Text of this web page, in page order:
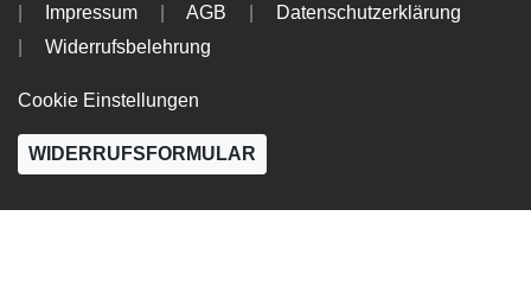
Impressum
AGB
Datenschutzerklärung
Widerrufsbelehrung
Cookie Einstellungen
WIDERRUFSFORMULAR